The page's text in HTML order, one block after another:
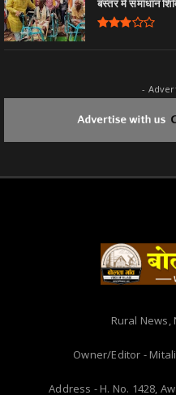
बस्तर में समाधान
-
Rural
Owner/Editor -
Address - H. No. 1428,